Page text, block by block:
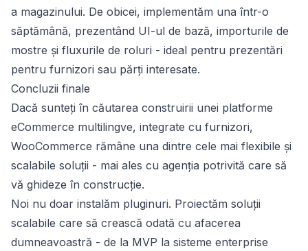
a magazinului. De obicei, implementăm una într-o
săptămână, prezentând UI-ul de bază, importurile de
mostre și fluxurile de roluri - ideal pentru prezentări
pentru furnizori sau părți interesate.
Concluzii finale
Dacă sunteți în căutarea construirii unei platforme
eCommerce multilingve, integrate cu furnizori,
WooCommerce rămâne una dintre cele mai flexibile și
scalabile soluții - mai ales cu agenția potrivită care să
vă ghideze în construcție.
Noi nu doar instalăm pluginuri. Proiectăm soluții
scalabile care să crească odată cu afacerea
dumneavoastră - de la MVP la sisteme enterprise